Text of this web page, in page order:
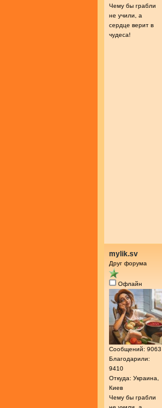
Чему бы грабли
не учили, а
сердце верит в
чудеса!
mylik.sv
Друг форума
Офлайн
Сообщений: 9063
Благодарили:
9410
Откуда: Украина,
Киев
Чему бы грабли